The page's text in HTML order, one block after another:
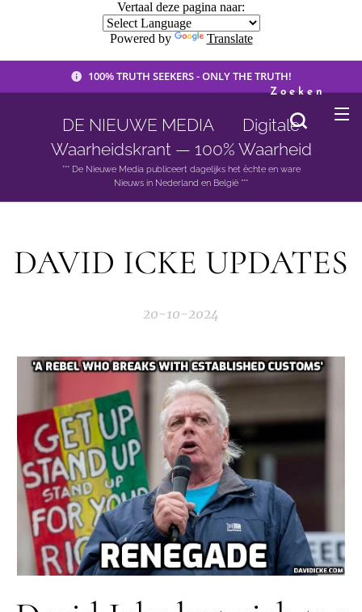
Vertaal deze pagina naar:
Powered by Translate
100% TRUTH SEEKERS - ONLY THE TRUTH!
DE NIEUWE MEDIA 🟣 Digitale
Waarheidskrant — 100% Waarheid
*** De Nieuwe Media publiceert dagelijks het èchte en ware
Nieuws in Nederland en België ***
Zoeken
DAVID ICKE UPDATES
20-10-2024